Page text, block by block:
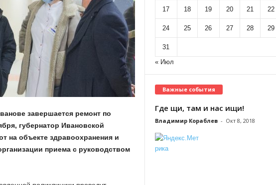
завершается ремонт по
губернатор Ивановской
на объекте здравоохранения и
приема с руководством
17 18 19 20 21 22
24 25 26 27 28 29
31
« Июл
Важные события
Где щи, там и нас ищи!
Владимир Кораблев - Окт 8, 2018